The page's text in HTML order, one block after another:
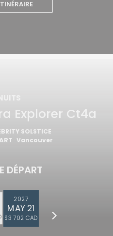
Explorer Ct4a
SOLSTICE
Vancouver
DÉPART
2027
MAY 21
$3 702 CAD